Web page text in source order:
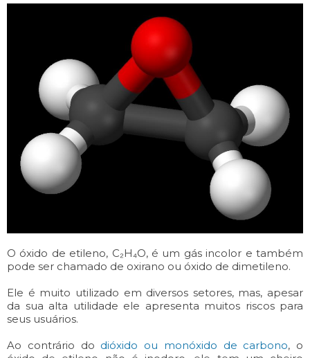
O óxido de etileno, C₂H₄O, é um gás incolor e também
pode ser chamado de oxirano ou óxido de dimetileno.
Ele é muito utilizado em diversos setores, mas, apesar
da sua alta utilidade ele apresenta muitos riscos para
seus usuários.
Ao contrário do dióxido ou monóxido de carbono, o